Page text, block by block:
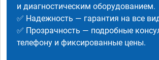
и диагностическим оборудованием.
✅ Надежность — гарантия на все
✅ Прозрачность — подробные
телефону и фиксированные цены.